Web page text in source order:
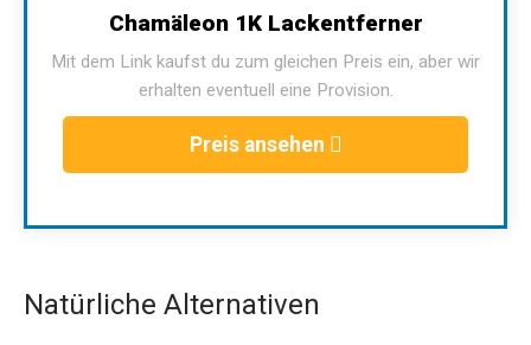
Chamäleon 1K Lackentferner
Mit dem Link kaufst du zum gleichen Preis ein, aber wir
erhalten eventuell eine Provision.
Preis ansehen
Natürliche Alternativen